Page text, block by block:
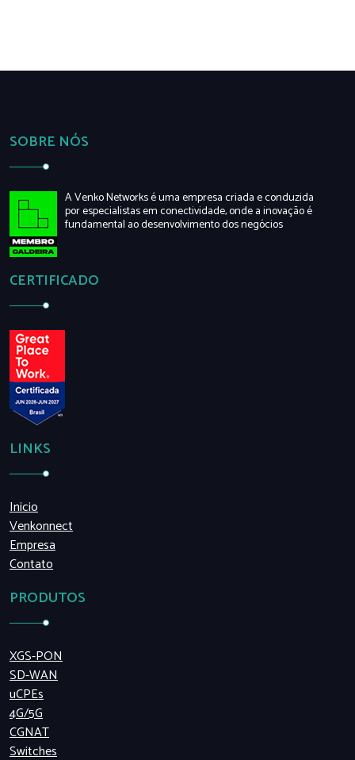
SOBRE NÓS
A Venko Networks é uma empresa criada e conduzida
por especialistas em conectividade, onde a inovação é
fundamental ao desenvolvimento dos negócios
CERTIFICADO
LINKS
Inicio
Venkonnect
Empresa
Contato
PRODUTOS
XGS-PON
SD-WAN
uCPEs
4G/5G
CGNAT
Switches